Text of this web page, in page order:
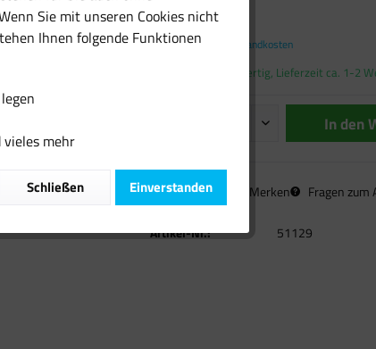
10,07 € *
inkl. MwSt. zzgl. Versandkosten
Sofort versandfertig, Lieferzeit ca. 1-2
In den
Vergleichen Merken Fragen zum
Artikel-Nr.: 51129
Sie mit unseren Cookies nicht
Ihnen folgende Funktionen
mehr
Einverstanden
Schließen